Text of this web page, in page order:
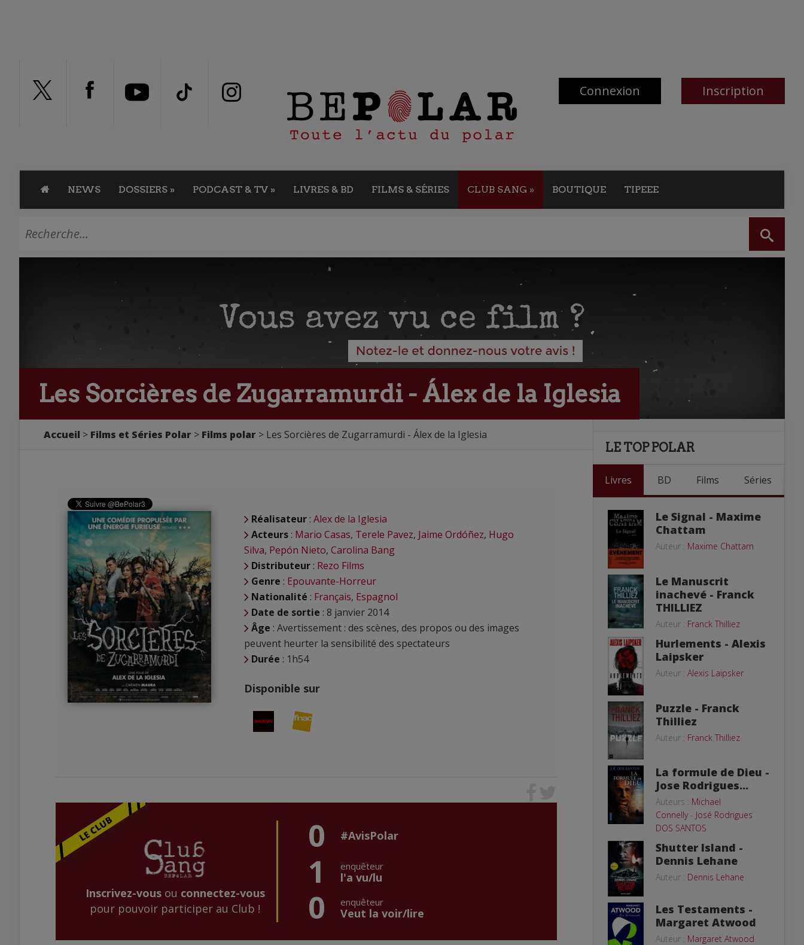
Connexion Inscription
NEWS DOSSIERS » PODCAST & TV » LIVRES & BD FILMS & SÉRIES CLUB SANG » BOUTIQUE TIPEEE
Les Sorcières de Zugarramurdi - Álex de la Iglesia
Accueil Films et Séries Polar Films polar Les Sorcières de Zugarramurdi - Álex de la Iglesia
Réalisateur : Alex de la Iglesia
Acteurs : Mario Casas, Terele Pavez, Jaime Ordóñez, Hugo
Silva, Pepón Nieto, Carolina Bang
Distributeur : Rezo Films
Genre : Epouvante-Horreur
Nationalité : Français, Espagnol
Date de sortie : 8 janvier 2014
Âge : Avertissement : des scènes, des propos ou des images
peuvent heurter la sensibilité des spectateurs
Durée : 1h54
Disponible sur
Inscrivez-vousou connectez-vous
pour pouvoir participer au Club !
0 #AvisPolar
1 enquêteur
l'a vu/lu
0 enquêteur
Veut la voir/lire
LE TOP POLAR
Livres BD Films Séries
Le Signal - Maxime
Chattam
Auteur : Maxime Chattam
Le Manuscrit
inachevé - Franck
THILLIEZ
Auteur : Franck Thilliez
Hurlements - Alexis
Laipsker
Auteur : Alexis Laipsker
Puzzle - Franck
Thilliez
Auteur : Franck Thilliez
La formule de Dieu -
Jose Rodrigues...
Auteurs : Michael
Connelly- José Rodrigues
DOS SANTOS
Shutter Island -
Dennis Lehane
Auteur : Dennis Lehane
Les Testaments -
Margaret Atwood
Auteur : Margaret Atwood